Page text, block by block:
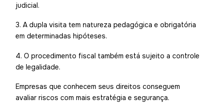
judicial.
3. A dupla visita tem natureza pedagógica e obrigatória
em determinadas hipóteses.
4. O procedimento fiscal também está sujeito a controle
de legalidade.
Empresas que conhecem seus direitos conseguem
avaliar riscos com mais estratégia e segurança.